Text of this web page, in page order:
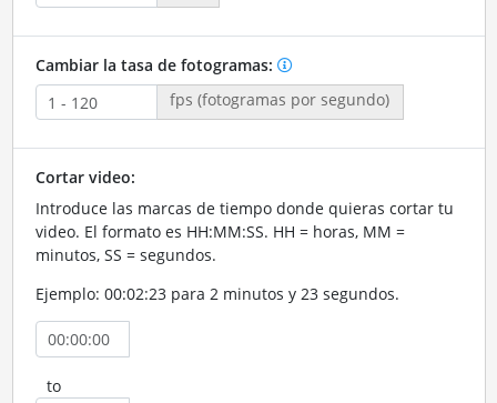
Cambiar la tasa de fotogramas:
fps (fotogramas por segundo)
Cortar video:
Introduce las marcas de tiempo donde quieras cortar tu
video. El formato es HH:MM:SS. HH = horas, MM =
minutos, SS = segundos.
Ejemplo: 00:02:23 para 2 minutos y 23 segundos.
to